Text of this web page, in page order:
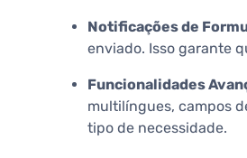
Notificações de
enviado. Isso garante
Funcionalidades
multilíngues, campos
tipo de necessidade.